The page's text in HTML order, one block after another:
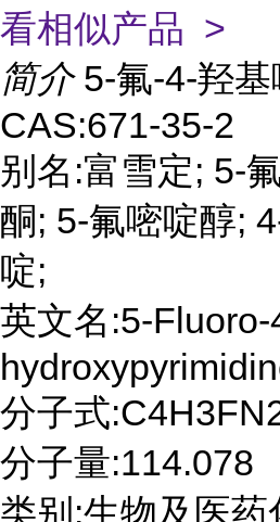
看相似产品 >
简介 5-氟-4-羟基
CAS:671-35-2
别名:富雪定; 5-
酮; 5-氟嘧啶醇;
啶;
英文名:5-Fluoro-
分子式
分子量:114.078
类别:生物及医